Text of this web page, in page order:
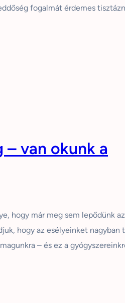
fogalmát érdemes
van okunk a
hogy már meg sem lepődünk
hogy az esélyeinket nagyban
– és ez a